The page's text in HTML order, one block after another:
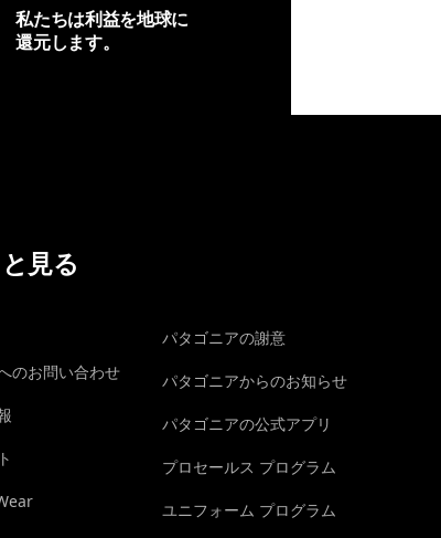
私たちは利益を地球に
還元します。
見る
のお問い合わせ
パタゴニアの謝意
パタゴニアからのお知らせ
パタゴニアの公式アプリ
プロセールス プログラム
ユニフォーム プログラム